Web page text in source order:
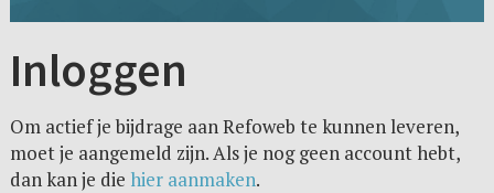
Inloggen
Om actief je bijdrage aan Refoweb te kunnen leveren,
moet je aangemeld zijn. Als je nog geen account hebt,
dan kan je die hier aanmaken.